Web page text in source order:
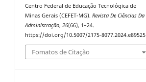
Centro Federal de Educação Tecnológica de
Minas Gerais (CEFET-MG).Revista De Ciências Da
Administração,26(66), 1–24.
https://doi.org/10.5007/2175-8077.2024.e89525
Fomatos de Citação